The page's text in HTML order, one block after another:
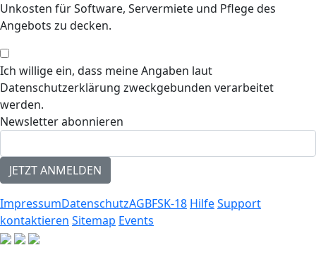
Unkosten für Software, Servermiete und Pflege des
Angebots zu decken.
Ich willige ein, dass meine Angaben laut
Datenschutzerklärung zweckgebunden verarbeitet
werden.
Newsletter abonnieren
ImpressumDatenschutzAGBFSK-18 HilfeSupport
kontaktieren Sitemap Events